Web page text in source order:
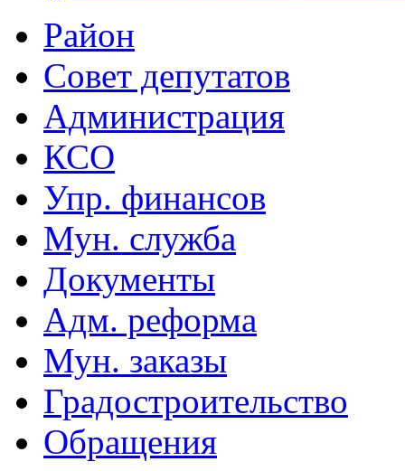
Район
Совет депутатов
Администрация
КСО
Упр. финансов
Мун. служба
Документы
Адм. реформа
Мун. заказы
Градостроительство
Обращения